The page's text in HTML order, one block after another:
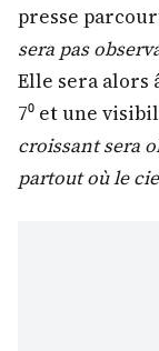
presse
sera pas
Elle sera alors
7⁰ et une
croissant sera
partout où le